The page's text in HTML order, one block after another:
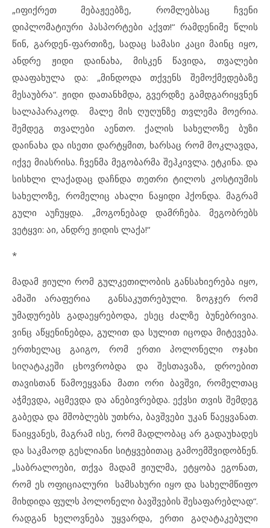
„იფიქრეთ მებაჟეებზე, რომლებსაც ჩვენი
დიპლომატიური პასპორტები აქვთ!“ რამდენიმე წლის
წინ, გარდენ-ფართიზე, სადაც სამასი კაცი მაინც იყო,
ანდრე ჟიდი დაინახა, მისკენ წავიდა, თვალები
დააფახულა და: „მინდოდა თქვენს შემოქმედებაზე
მესაუბრა“. ჟიდი დათანხმდა, გვერდზე გამდგარიყვნენ
სალაპარაკოდ. მალე მის ღუღუნზე თვლემა მოერია.
შემდეგ თვალები აენთო. ქალის სახელოზე ბუზი
დაინახა და ისეთი დარტყმით, ხარსაც რომ მოკლავდა,
იქვე მიასრისა. ჩვენმა მეგობარმა შეჰკივლა. ეტკინა. და
სისხლი ლაქადაც დაჩნდა თეთრი ტილოს კოსტიუმის
სახელოზე, რომელიც ახალი ნაყიდი ჰქონდა. მაგრამ
გული აუჩუყდა. „მოგონებად დამრჩება. მეგობრებს
ვეტყვი: აი, ანდრე ჟიდის ლაქა!“
*
მადამ ჟიული რომ გულკეთილობის განსახიერება იყო,
ამაში არაფერია განსაკუთრებული. ზოგჯერ რომ
უმადურებს გადაეყრებოდა, ესეც ძალზე ბუნებრივია.
ვინც აწყენინებდა, გულით და სულით იცოდა მიტევება.
ერთხელაც გაიგო, რომ ერთი პოლონელი ოჯახი
სიღატაკეში ცხოვრობდა და შესთავაზა, დროებით
თავისთან წამოეყვანა მათი ორი ბავშვი, რომელთაც
აჭმევდა, აცმევდა და ანებივრებდა. ექვსი თვის შემდეგ
გაბედა და მშობლებს უთხრა, ბავშვები უკან წაეყვანათ.
წაიყვანეს, მაგრამ ისე, რომ მადლობაც არ გადაუხადეს
და საკმაოდ გესლიანი სიტყვებითაც გამოემშვიდობნენ.
„საბრალოები, თქვა მადამ ჟიულმა, ეტყობა ეგონათ,
რომ ეს ოფიციალური სამსახური იყო და სახელმწიფო
მიხდიდა ფულს პოლონელი ბავშვების შესაფარებლად“.
რადგან ხელოვნება უყვარდა, ერთი გაღატაკებული